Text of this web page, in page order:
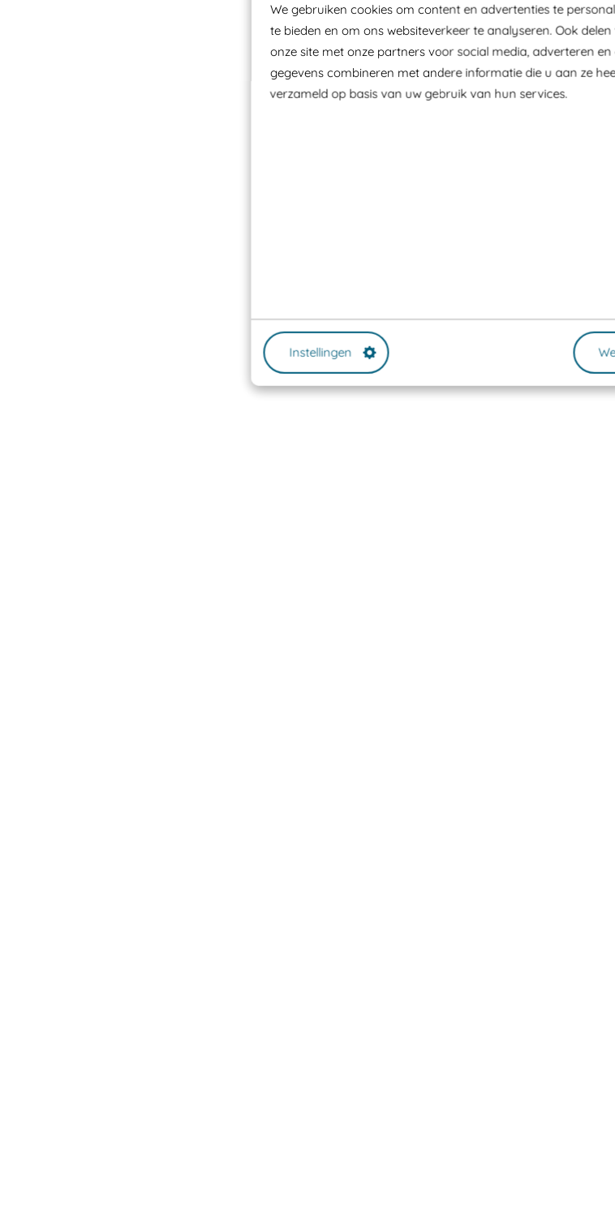
We gebruiken cookies om content en advertenties te
te bieden en om ons websiteverkeer te analyseren. Ook
onze site met onze partners voor social media, adverteren
gegevens combineren met andere informatie die u aan ze
verzameld op basis van uw gebruik van hun services.
Instellingen